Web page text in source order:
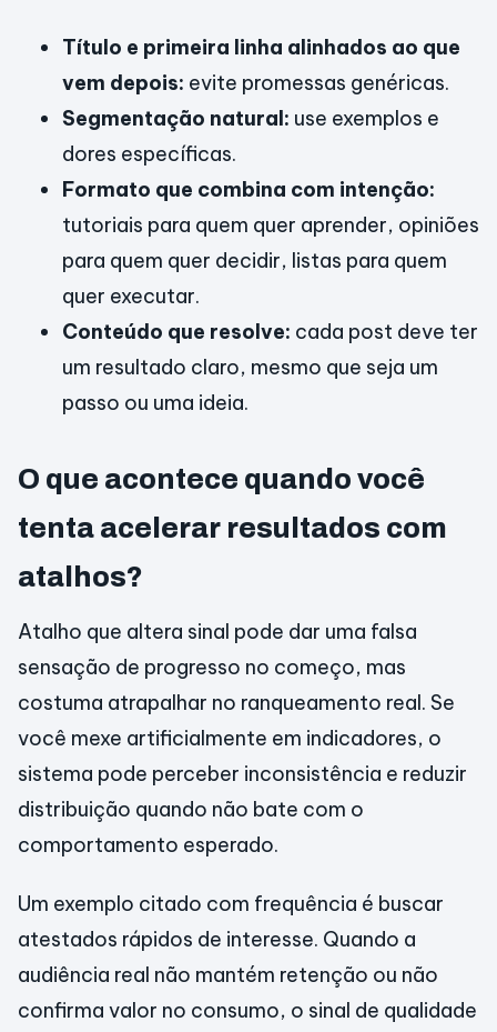
Título e primeira linha alinhados ao que
vem depois: evite promessas genéricas.
Segmentação natural: use exemplos e
dores específicas.
Formato que combina com intenção:
tutoriais para quem quer aprender, opiniões
para quem quer decidir, listas para quem
quer executar.
Conteúdo que resolve: cada post deve ter
um resultado claro, mesmo que seja um
passo ou uma ideia.
O que acontece quando você
tenta acelerar resultados com
atalhos?
Atalho que altera sinal pode dar uma falsa
sensação de progresso no começo, mas
costuma atrapalhar no ranqueamento real. Se
você mexe artificialmente em indicadores, o
sistema pode perceber inconsistência e reduzir
distribuição quando não bate com o
comportamento esperado.
Um exemplo citado com frequência é buscar
atestados rápidos de interesse. Quando a
audiência real não mantém retenção ou não
confirma valor no consumo, o sinal de qualidade